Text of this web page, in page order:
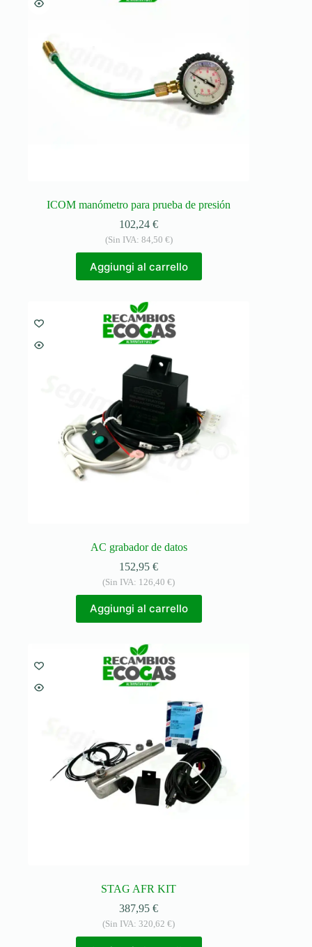
ICOM manómetro para prueba de presión
102,24€
(Sin IVA: 84,50 €)
Aggiungi al carrello
AC grabador de datos
152,95€
(Sin IVA: 126,40€)
Aggiungi al carrello
STAG AFR KIT
387,95€
(Sin IVA:320,62€)